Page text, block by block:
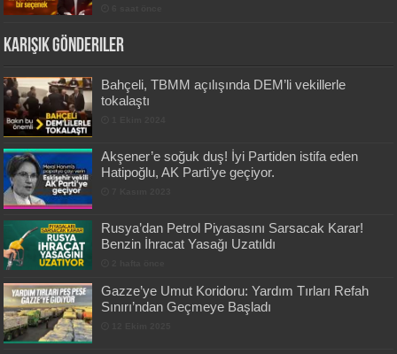
Karışık Gönderiler
Bahçeli, TBMM açılışında DEM’li vekillerle
tokalaştı
Akşener’e soğuk duş! İyi Partiden istifa eden
Hatipoğlu, AK Parti’ye geçiyor.
Rusya’dan Petrol Piyasasını Sarsacak Karar!
Benzin İhracat Yasağı Uzatıldı
Gazze’ye Umut Koridoru: Yardım Tırları Refah
Sınırı’ndan Geçmeye Başladı